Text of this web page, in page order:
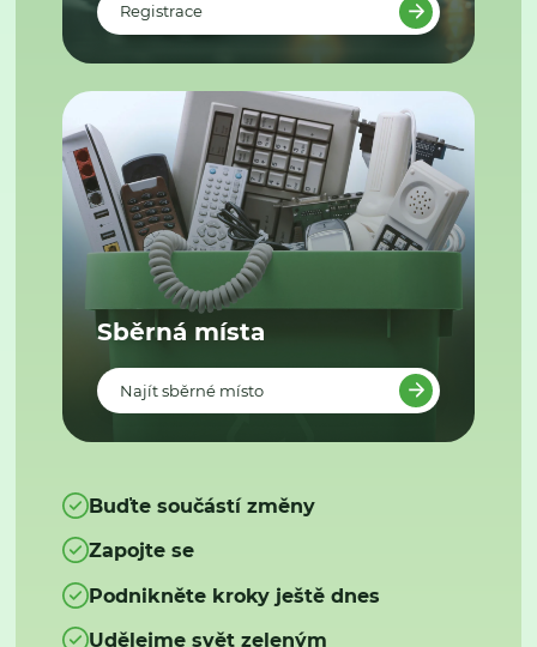
Registrace
Sběrná místa
Najít sběrné místo
Buďte součástí změny
Zapojte se
Podnikněte kroky ještě dnes
Udělejme svět zeleným